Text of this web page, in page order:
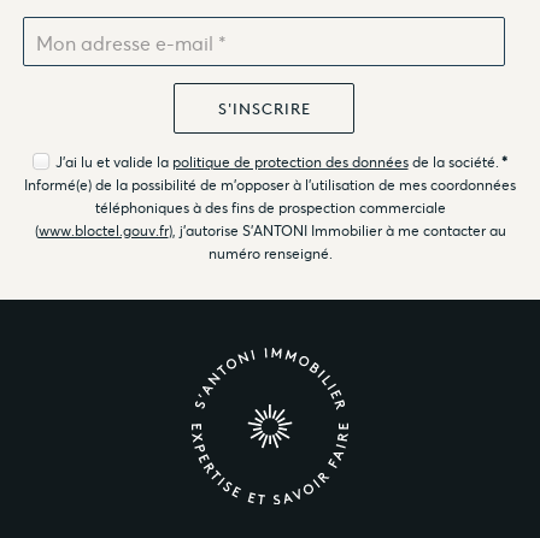
J'ai lu et valide la politique de protection des donnéesde la société. *
Informé(e) de la possibilité de m'opposer à l'utilisation de mes coordonnées
téléphoniques à des fins de prospection commerciale
(www.bloctel.gouv.fr), j'autorise S'ANTONI Immobilier à me contacter au
numéro renseigné.